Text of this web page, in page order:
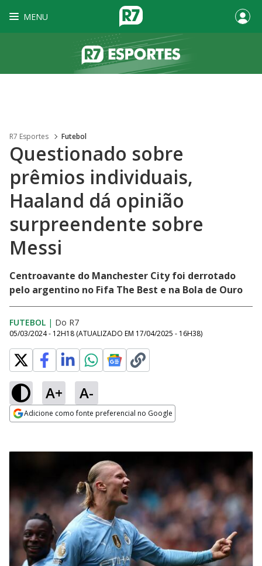
MENU
R7 Esportes Futebol
Questionado sobre
prêmios individuais,
Haaland dá opinião
surpreendente sobre
Messi
Centroavante do Manchester City foi derrotado
pelo argentino no Fifa The Best e na Bola de Ouro
FUTEBOL | Do R7
05/03/2024 - 12H18 (ATUALIZADO EM 17/04/2025 - 16H38)
A+ A-
Adicione como fonte preferencial no Google